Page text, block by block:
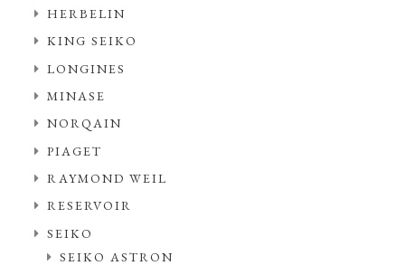
HERBELIN
KING SEIKO
LONGINES
MINASE
NORQAIN
PIAGET
RAYMOND WEIL
RESERVOIR
SEIKO
SEIKO ASTRON